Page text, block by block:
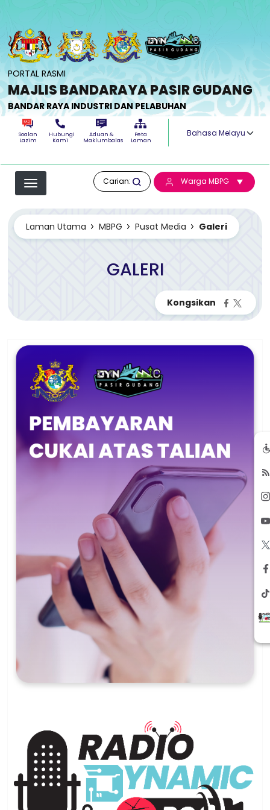
PORTAL RASMI
MAJLIS BANDARAYA PASIR GUDANG
BANDAR RAYA INDUSTRI DAN PELABUHAN
Soalan
Lazim
Hubungi
Kami
Aduan &
Maklumbalas
Peta
Laman
Select your
Carian: Warga MBPG
Laman Utama MBPG Pusat Media Galeri
GALERI